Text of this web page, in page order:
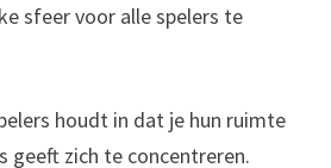
sfeer voor alle spelers te
houdt in dat je hun ruimte
geeft zich te concentreren.